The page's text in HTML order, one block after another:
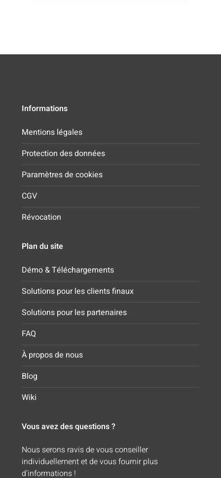
Informations
Mentions légales
Protection des données
Paramètres de cookies
CGV
Révocation
Plan du site
Démo & Téléchargements
Solutions pour les clients finaux
Solutions pour les partenaires
FAQ
À propos de nous
Blog
Wiki
Vous avez des questions ?
Nous serons ravis de vous conseiller
individuellement et de vous fournir plus
d'informations !